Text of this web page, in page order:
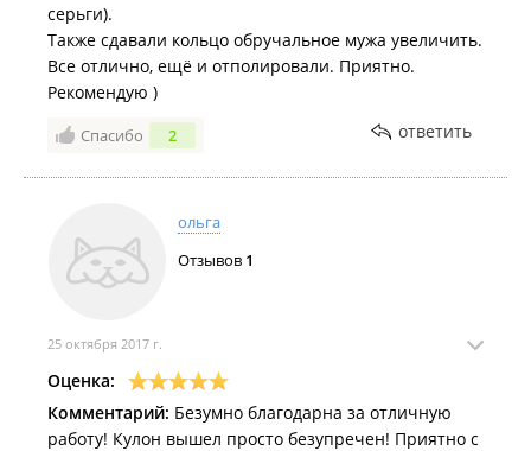
серьги).
Также сдавали кольцо обручальное мужа увеличить.
Все отлично, ещё и отполировали. Приятно.
Рекомендую )
Спасибо 2 ответить
ольга
Отзывов 1
25 октября 2017 г.
Оценка:
Комментарий: Безумно благодарна за отличную
работу! Кулон вышел просто безупречен! Приятно с